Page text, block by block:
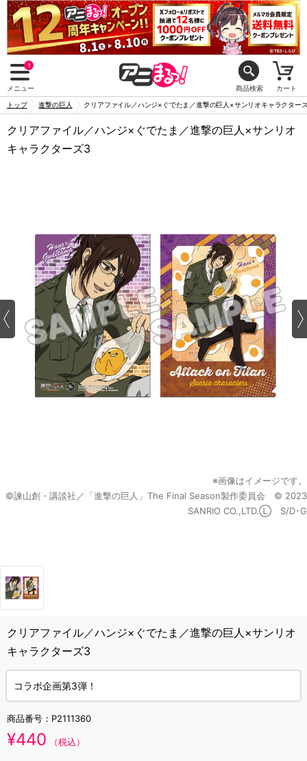
1
メニュー 商品検索 カート
トップ 進撃の巨人 クリアファイル／ハンジ×ぐでたま／進撃の巨人×サンリオキャラクター
クリアファイル／ハンジ×ぐでたま／進撃の巨人×サンリオ
キャラクターズ3
※画像はイメージです。
©諫山創・講談社／「進撃の巨人」The Final Season製作委員会 © 2023
SANRIO CO.,LTD.Ⓛ S/D･G
クリアファイル／ハンジ×ぐでたま／進撃の巨人×サンリオ
キャラクターズ3
コラボ企画第3弾！
商品番号： P2111360
¥440 （税込）